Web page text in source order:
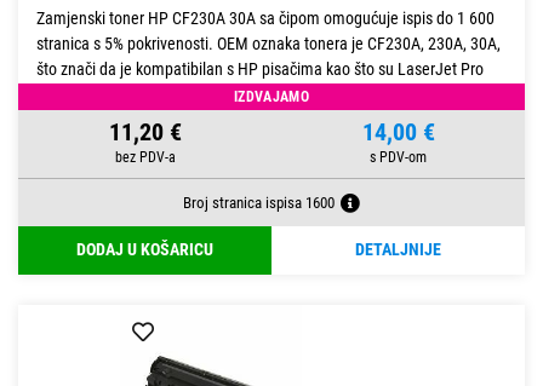
Zamjenski toner HP CF230A 30A sa čipom omogućuje ispis do 1 600
stranica s 5% pokrivenosti. OEM oznaka tonera je CF230A, 230A, 30A,
što znači da je kompatibilan s HP pisačima kao što su LaserJet Pro
M203/M203dn/M203dw i LaserJet Pro MFP M227/M227fdn/
IZDVAJAMO
11,20 € 14,00 €
Broj stranica ispisa 1600
DODAJ U KOŠARICU DETALJNIJE